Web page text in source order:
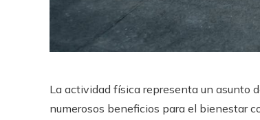
La actividad física representa un asunto
numerosos beneficios para el bienestar